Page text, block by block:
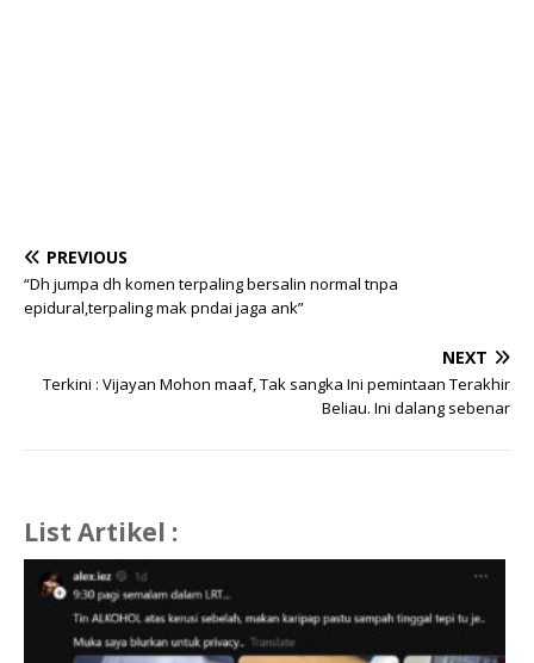
PREVIOUS
“Dh jumpa dh komen terpaling bersalin normal tnpa
epidural,terpaling mak pndai jaga ank”
NEXT
Terkini : Vijayan Mohon maaf, Tak sangka Ini pemintaan Terakhir
Beliau. Ini dalang sebenar
List Artikel :